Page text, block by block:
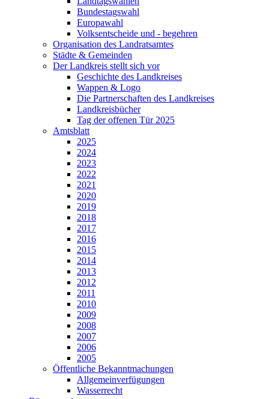
Bundestagswahl
Europawahl
Volksentscheide und - begehren
Organisation des Landratsamtes
Städte & Gemeinden
Der Landkreis stellt sich vor
Geschichte des Landkreises
Wappen & Logo
Die Partnerschaften des Landkreises
Landkreisbücher
Tag der offenen Tür 2025
Amtsblatt
2025
2024
2023
2022
2021
2020
2019
2018
2017
2016
2015
2014
2013
2012
2011
2010
2009
2008
2007
2006
2005
Öffentliche Bekanntmachungen
Allgemeinverfügungen
Wasserrecht